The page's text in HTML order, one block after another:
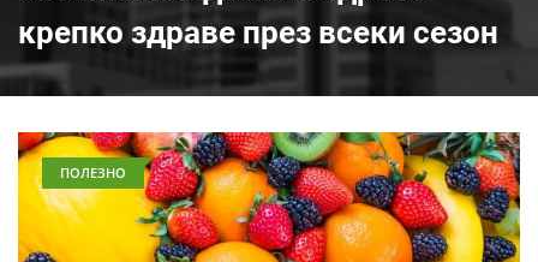
крепко здраве през всеки сезон
ПОЛЕЗНО